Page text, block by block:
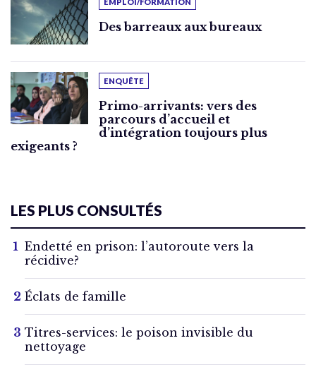
Des barreaux aux bureaux
ENQUÊTE
Primo-arrivants: vers des
parcours d’accueil et
d’intégration toujours plus
exigeants ?
LES PLUS CONSULTÉS
Endetté en prison: l’autoroute vers la
récidive?
Éclats de famille
Titres-services: le poison invisible du
nettoyage